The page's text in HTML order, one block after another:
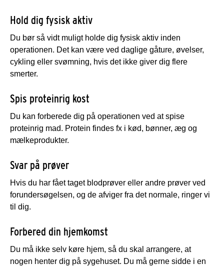
Hold dig fysisk aktiv
Du bør så vidt muligt holde dig fysisk aktiv inden
operationen. Det kan være ved daglige gåture, øvelser,
cykling eller svømning, hvis det ikke giver dig flere
smerter.
Spis proteinrig kost
Du kan forberede dig på operationen ved at spise
proteinrig mad. Protein findes fx i kød, bønner, æg og
mælkeprodukter.
Svar på prøver
Hvis du har fået taget blodprøver eller andre prøver ved
forundersøgelsen, og de afviger fra det normale, ringer vi
til dig.
Forbered din hjemkomst
Du må ikke selv køre hjem, så du skal arrangere, at
nogen henter dig på sygehuset. Du må gerne sidde i en